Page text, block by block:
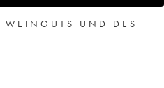
WEINGUTS UND DES